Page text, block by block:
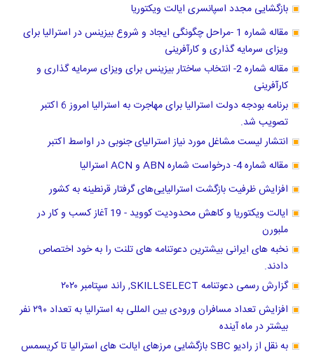
بازگشایی مجدد اسپانسری ایالت ویکتوریا
مقاله شماره 1 -مراحل چگونگی ایجاد و شروع بیزینس در استرالیا برای
ویزای سرمایه گذاری و کارآفرینی
مقاله شماره 2- انتخاب ساختار بیزینس برای ویزای سرمایه گذاری و
کارآفرینی
برنامه بودجه دولت استرالیا برای مهاجرت به استرالیا امروز 6 اکتبر
تصویب شد.
انتشار لیست مشاغل مورد نیاز استرالیای جنوبی در اواسط اکتبر
مقاله شماره 4- درخواست شماره ABN و ACN استرالیا
افزایش ظرفیت بازگشت استرالیایی‌های گرفتار قرنطینه به کشور
ایالت ویکتوریا و کاهش محدودیت کووید - 19 آغاز کسب و کار در
ملبورن
نخبه های ایرانی بیشترین دعوتنامه های تلنت را به خود اختصاص
دادند.
گزارش رسمی دعوتنامه SKILLSELECT, راند سپتامبر ۲۰۲۰
افزایش تعداد مسافران ورودی بین المللی به استرالیا به تعداد ۲۹۰ نفر
بیشتر در ماه آینده
به نقل از رادیو SBC بازگشایی مرزهای ایالت های استرالیا تا کریسمس